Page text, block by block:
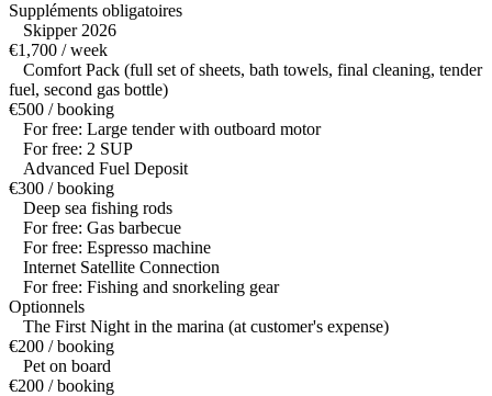
Suppléments obligatoires
Skipper 2026
€1,700 / week
Comfort Pack (full set of sheets, bath towels, final cleaning, tender
fuel, second gas bottle)
€500 / booking
For free: Large tender with outboard motor
For free: 2 SUP
Advanced Fuel Deposit
€300 / booking
Deep sea fishing rods
For free: Gas barbecue
For free: Espresso machine
Internet Satellite Connection
For free: Fishing and snorkeling gear
Optionnels
The First Night in the marina (at customer's expense)
€200 / booking
Pet on board
€200 / booking